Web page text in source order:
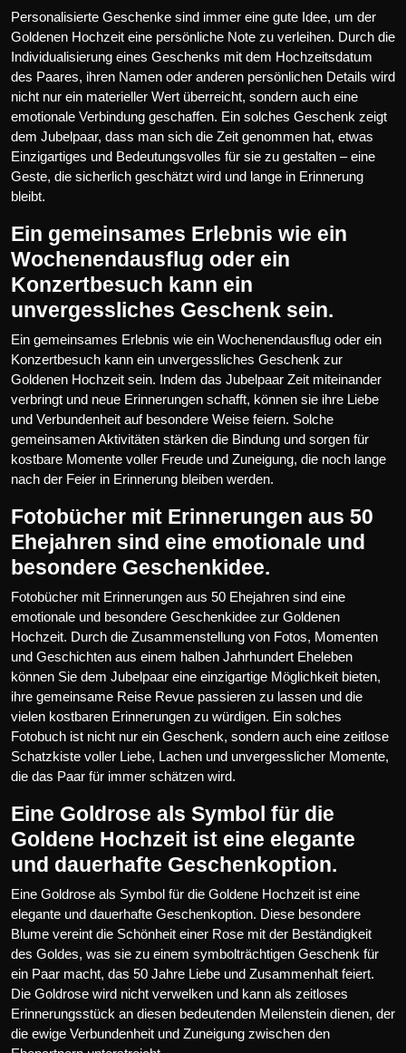
Personalisierte Geschenke sind immer eine gute Idee, um der
Goldenen Hochzeit eine persönliche Note zu verleihen. Durch die
Individualisierung eines Geschenks mit dem Hochzeitsdatum
des Paares, ihren Namen oder anderen persönlichen Details wird
nicht nur ein materieller Wert überreicht, sondern auch eine
emotionale Verbindung geschaffen. Ein solches Geschenk zeigt
dem Jubelpaar, dass man sich die Zeit genommen hat, etwas
Einzigartiges und Bedeutungsvolles für sie zu gestalten – eine
Geste, die sicherlich geschätzt wird und lange in Erinnerung
bleibt.
Ein gemeinsames Erlebnis wie ein
Wochenendausflug oder ein
Konzertbesuch kann ein
unvergessliches Geschenk sein.
Ein gemeinsames Erlebnis wie ein Wochenendausflug oder ein
Konzertbesuch kann ein unvergessliches Geschenk zur
Goldenen Hochzeit sein. Indem das Jubelpaar Zeit miteinander
verbringt und neue Erinnerungen schafft, können sie ihre Liebe
und Verbundenheit auf besondere Weise feiern. Solche
gemeinsamen Aktivitäten stärken die Bindung und sorgen für
kostbare Momente voller Freude und Zuneigung, die noch lange
nach der Feier in Erinnerung bleiben werden.
Fotobücher mit Erinnerungen aus 50
Ehejahren sind eine emotionale und
besondere Geschenkidee.
Fotobücher mit Erinnerungen aus 50 Ehejahren sind eine
emotionale und besondere Geschenkidee zur Goldenen
Hochzeit. Durch die Zusammenstellung von Fotos, Momenten
und Geschichten aus einem halben Jahrhundert Eheleben
können Sie dem Jubelpaar eine einzigartige Möglichkeit bieten,
ihre gemeinsame Reise Revue passieren zu lassen und die
vielen kostbaren Erinnerungen zu würdigen. Ein solches
Fotobuch ist nicht nur ein Geschenk, sondern auch eine zeitlose
Schatzkiste voller Liebe, Lachen und unvergesslicher Momente,
die das Paar für immer schätzen wird.
Eine Goldrose als Symbol für die
Goldene Hochzeit ist eine elegante
und dauerhafte Geschenkoption.
Eine Goldrose als Symbol für die Goldene Hochzeit ist eine
elegante und dauerhafte Geschenkoption. Diese besondere
Blume vereint die Schönheit einer Rose mit der Beständigkeit
des Goldes, was sie zu einem symbolträchtigen Geschenk für
ein Paar macht, das 50 Jahre Liebe und Zusammenhalt feiert.
Die Goldrose wird nicht verwelken und kann als zeitloses
Erinnerungsstück an diesen bedeutenden Meilenstein dienen, der
die ewige Verbundenheit und Zuneigung zwischen den